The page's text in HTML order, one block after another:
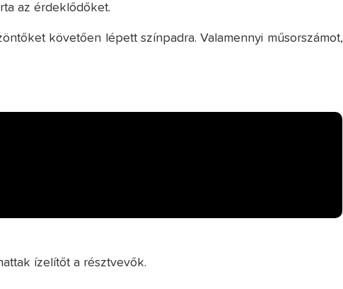
az érdeklődőket.
követően lépett színpadra. Valamennyi műsorszámot,
ízelítőt a résztvevők.